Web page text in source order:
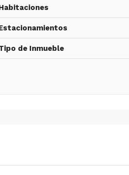
de Inmueble